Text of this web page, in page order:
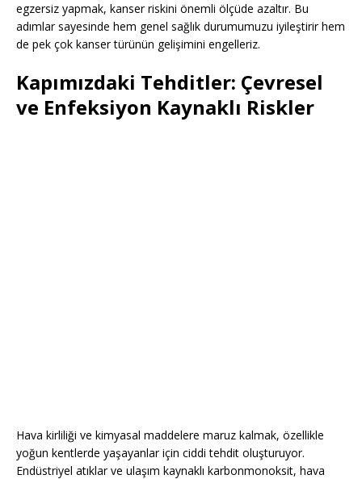
egzersiz yapmak, kanser riskini önemli ölçüde azaltır. Bu
adımlar sayesinde hem genel sağlık durumumuzu iyileştirir hem
de pek çok kanser türünün gelişimini engelleriz.
Kapımızdaki Tehditler: Çevresel
ve Enfeksiyon Kaynaklı Riskler
Hava kirliliği ve kimyasal maddelere maruz kalmak, özellikle
yoğun kentlerde yaşayanlar için ciddi tehdit oluşturuyor.
Endüstriyel atıklar ve ulaşım kaynaklı karbonmonoksit, hava